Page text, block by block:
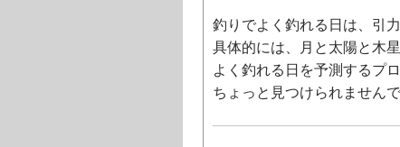
釣りでよく釣れる日は、引
具体的には、月と太陽と木星
よく釣れる日を予測するプ
ちょっと見つけられませんで